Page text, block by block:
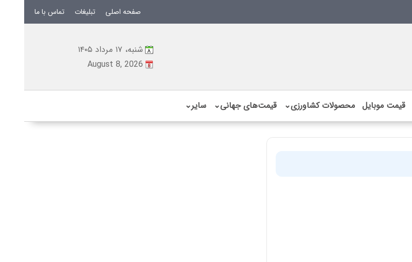
صفحه اصلی تبلیغات تماس با ما
شنبه، ۱۷ مرداد ۱۴۰۵
August 8, 2026
قیمت موبایل محصولات کشاورزی⌄ قیمت‌های جهانی⌄ سایر⌄